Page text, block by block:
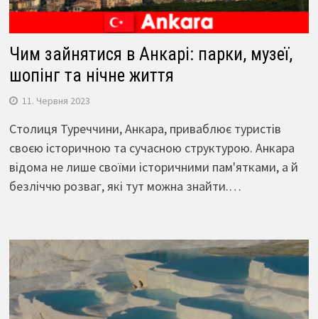
Чим зайнятися в Анкарі: парки, музеї,
шопінг та нічне життя
11. Червня 2023
Столиця Туреччини, Анкара, приваблює туристів
своєю історичною та сучасною структурою. Анкара
відома не лише своїми історичними пам'ятками, а й
безліччю розваг, які тут можна знайти.…